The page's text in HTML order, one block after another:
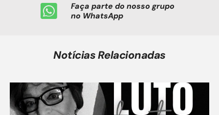
Faça parte do nosso grupo
no WhatsApp
Notícias Relacionadas